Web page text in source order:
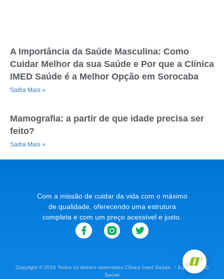
A Importância da Saúde Masculina: Como
Cuidar Melhor da sua Saúde e Por que a Clínica
IMED Saúde é a Melhor Opção em Sorocaba
Saiba Mais »
Mamografia: a partir de que idade precisa ser
feito?
Saiba Mais »
Com a missão de cuidar da vida com o máximo
de qualidade, oferecendo uma estrutura
completa e com um preço acessível e justo.
Copyright © 2024 Todos os direitos reservados Clínica Imed Saúde. ~ Equipe IMED
Saúde